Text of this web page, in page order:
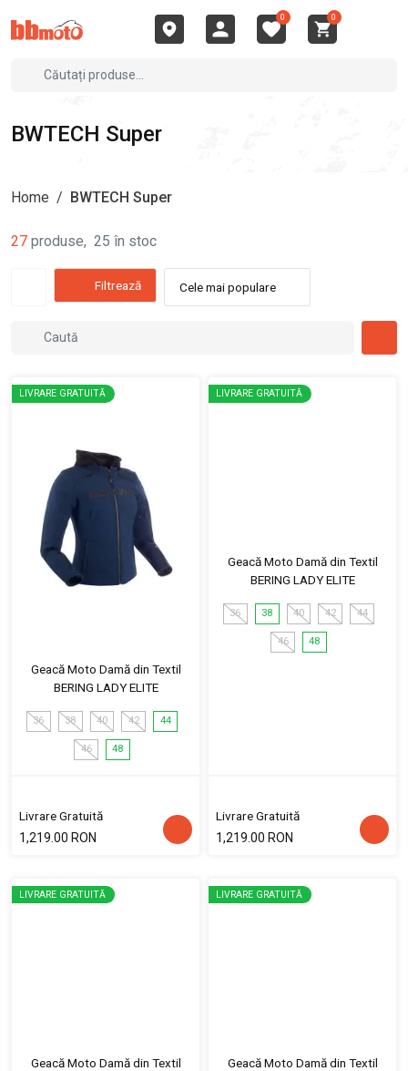
0 0
BWTECH Super
Home / BWTECH Super
27 produse, 25 în stoc
Filtrează Cele mai populare
LIVRARE GRATUITĂ
Geacă Moto Damă din Textil
BERING LADY ELITE
36 38 40 42 44
46 48
Livrare Gratuită
1,219.00 RON
LIVRARE GRATUITĂ
Geacă Moto Damă din Textil
BERING LADY ELITE
36 38 40 42 44
46 48
Livrare Gratuită
1,219.00 RON
LIVRARE GRATUITĂ
Geacă Moto Damă din Textil
LIVRARE GRATUITĂ
Geacă Moto Damă din Textil